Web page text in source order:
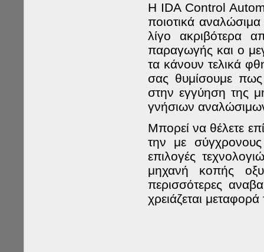
Η IDA Control
ποιοτικά
λίγο ακριβότερα
παραγωγής και ο
τα κάνουν τελικά
σας θυμίσουμε
στην εγγύηση της
γνήσιων
Μπορεί να θέλετε
την με σύγχρονους
επιλογές
μηχανή κοπής
περισσότερες
χρειάζεται